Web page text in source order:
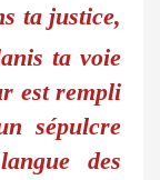
ta justice,
ta voie
est rempli
sépulcre
des